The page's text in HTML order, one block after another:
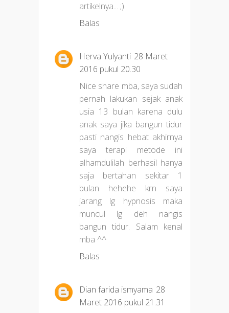
artikelnya... ;)
Balas
Herva Yulyanti 28 Maret
2016 pukul 20.30
Nice share mba, saya sudah
pernah lakukan sejak anak
usia 13 bulan karena dulu
anak saya jika bangun tidur
pasti nangis hebat akhirnya
saya terapi metode ini
alhamdulilah berhasil hanya
saja bertahan sekitar 1
bulan hehehe krn saya
jarang lg hypnosis maka
muncul lg deh nangis
bangun tidur. Salam kenal
mba ^^
Balas
Dian farida ismyama 28
Maret 2016 pukul 21.31